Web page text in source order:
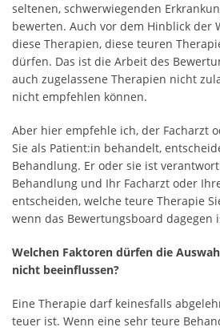
seltenen, schwerwiegenden
bewerten. Auch vor dem Hinblick der
diese Therapien, diese teuren
dürfen. Das ist die Arbeit des
auch zugelassene Therapien nicht
nicht empfehlen können.
Aber hier empfehle ich, der Facharzt
Sie als Patient:in behandelt,
Behandlung. Er oder sie ist
Behandlung und Ihr Facharzt oder
entscheiden, welche teure Therapie
wenn das Bewertungsboard dagegen
Welchen Faktoren dürfen die
nicht beeinflussen?
Eine Therapie darf keinesfalls
teuer ist. Wenn eine sehr teure